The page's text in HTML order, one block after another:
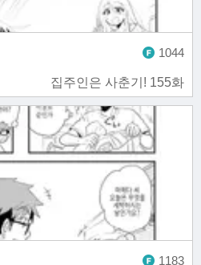
집주인은 사춘기! 155화
1044
1183